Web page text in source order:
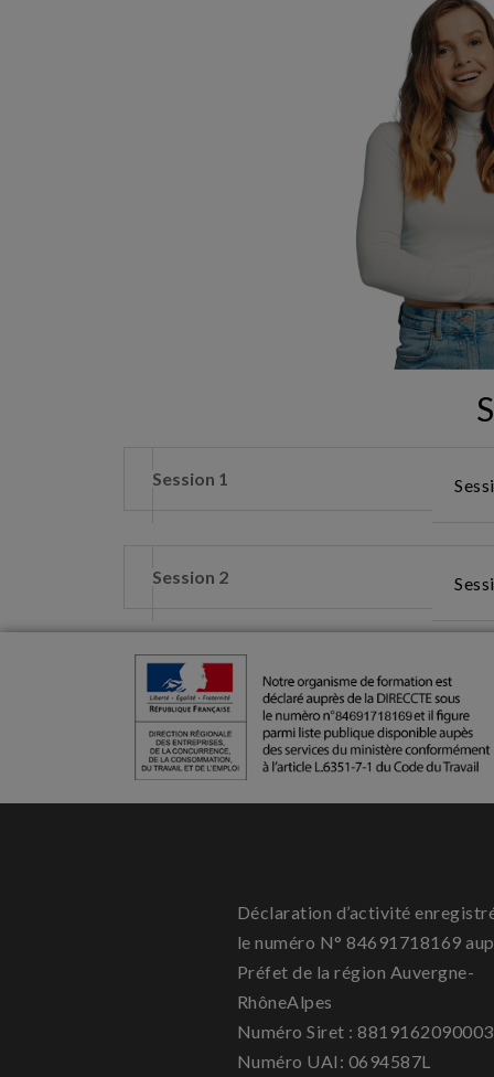
Session 1
Session 2
Déclaration d’activité
le numéro N° 84691718169
Préfet de la région Auvergne-
RhôneAlpes
Numéro Siret :
Numéro UAI: 0694587L